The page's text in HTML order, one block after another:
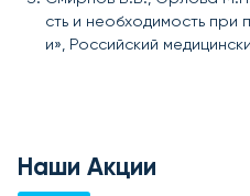
сть и необходимость
и», Российский
Наши Акции